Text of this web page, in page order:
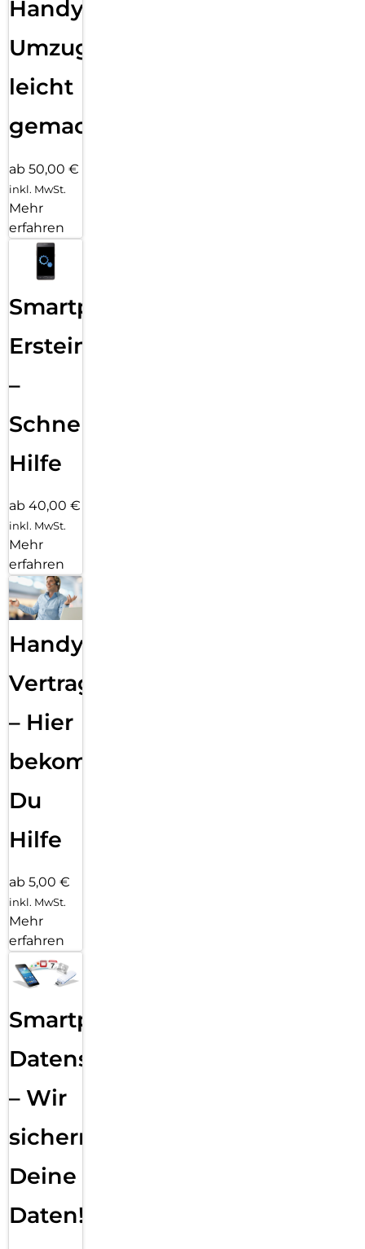
Handy
Umzug
leicht
gemacht!
ab 50,00 €
inkl. MwSt.
Mehr
erfahren
Smartphone
Ersteinrichtung
–
Schnelle
Hilfe
ab 40,00 €
inkl. MwSt.
Mehr
erfahren
Handy
Vertragsabwicklung
– Hier
bekommst
Du
Hilfe
ab 5,00 €
inkl. MwSt.
Mehr
erfahren
Smartphone
Datensicherung
– Wir
sichern
Deine
Daten!